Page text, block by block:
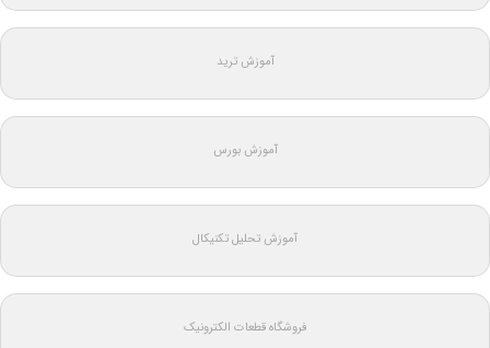
آموزش ترید
آموزش بورس
آموزش تحلیل تکنیکال
فروشگاه قطعات الکترونیک